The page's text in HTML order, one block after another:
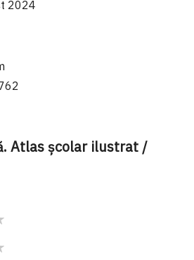
2024
Atlas şcolar ilustrat /